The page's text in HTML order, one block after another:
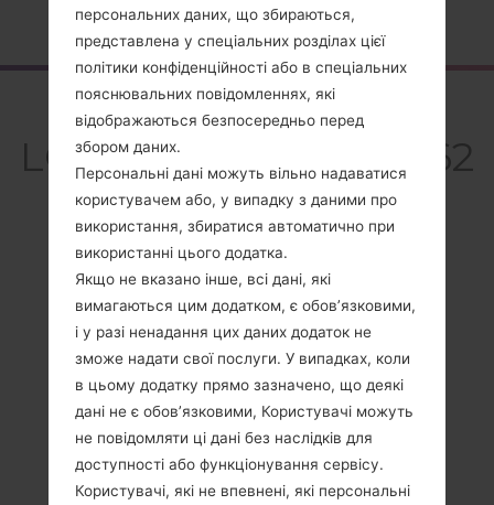
Головна →Серія →LG Others →LGGW620GO
Огляд
LGGW620GO(LGGW62
0GO)
Порівняти
персональних даних, що збираються,
представлена у спеціальних розділах цієї
політики конфіденційності або в спеціальних
пояснювальних повідомленнях, які
відображаються безпосередньо перед
збором даних.
Персональні дані можуть вільно надаватися
користувачем або, у випадку з даними про
використання, збиратися автоматично при
використанні цього додатка.
Якщо не вказано інше, всі дані, які
вимагаються цим додатком, є обов’язковими,
і у разі ненадання цих даних додаток не
зможе надати свої послуги. У випадках, коли
в цьому додатку прямо зазначено, що деякі
дані не є обов’язковими, Користувачі можуть
не повідомляти ці дані без наслідків для
доступності або функціонування сервісу.
Користувачі, які не впевнені, які персональні